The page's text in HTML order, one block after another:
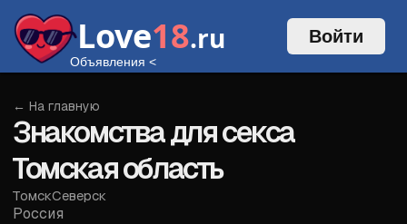
Love18.ru
Объявления <
Войти
← На главную
Знакомства для секса
Томская область
ТомскСеверск
Россия